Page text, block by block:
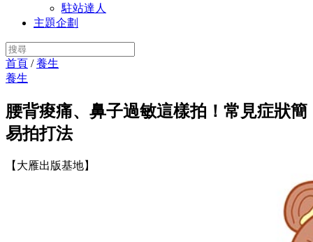
駐站達人
主題企劃
首頁 /養生
養生
腰背痠痛、鼻子過敏這樣拍！常見症狀簡
易拍打法
【大雁出版基地】